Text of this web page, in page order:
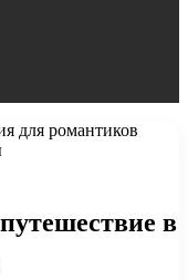
для романтиков
в